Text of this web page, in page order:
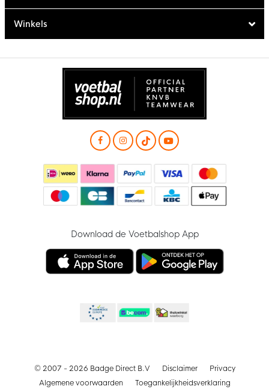
Winkels
Download de Voetbalshop App
© 2007 - 2026 Badge Direct B.V Disclaimer
Privacy
Algemene voorwaarden
Toegankelijkheidsverklaring